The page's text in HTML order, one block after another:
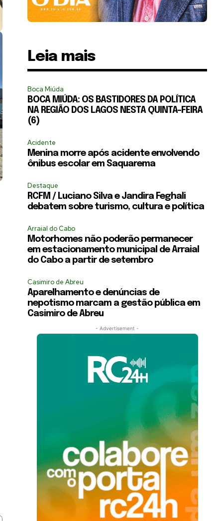
Leia mais
Boca Miúda
BOCA MIÚDA: OS BASTIDORES DA POLÍTICA
NA REGIÃO DOS LAGOS NESTA QUINTA-FEIRA
(6)
Acidente
Menina morre após acidente envolvendo
ônibus escolar em Saquarema
Destaque
RCFM / Luciano Silva e Jandira Feghali
debatem sobre turismo, cultura e política
Arraial do Cabo
Motorhomes não poderão permanecer
em estacionamento municipal de Arraial
do Cabo a partir de setembro
Casimiro de Abreu
Aparelhamento e denúncias de
nepotismo marcam a gestão pública em
Casimiro de Abreu
- Advertisement -